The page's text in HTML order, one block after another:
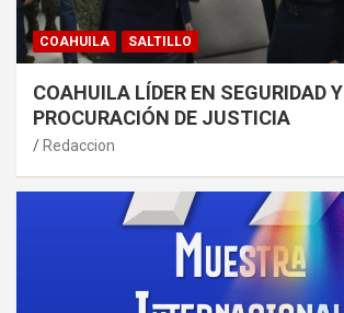
COAHUILA SALTILLO
COAHUILA LÍDER EN SEGURIDAD Y
PROCURACIÓN DE JUSTICIA
Redaccion